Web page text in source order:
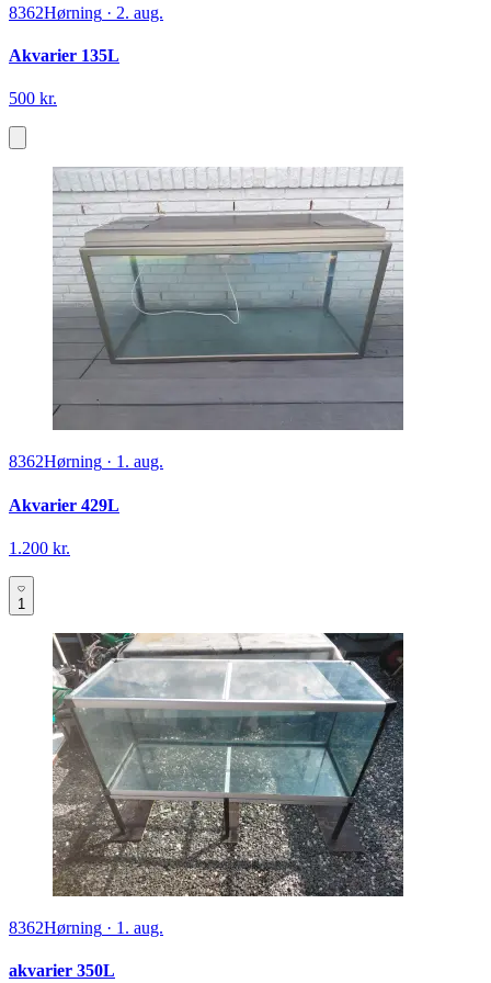
8362Hørning · 2. aug.
Akvarier 135L
500 kr.
8362Hørning · 1. aug.
Akvarier 429L
1.200 kr.
1
8362Hørning · 1. aug.
akvarier 350L